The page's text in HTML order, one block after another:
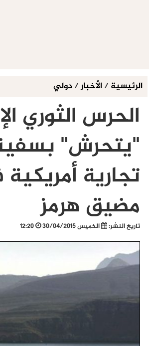
الرئيسية/الأخبار/دولي
الحرس الثوري
"يتحرش"
تجارية
مضيق هرمز
تاريخ النشر: الخميس 30/04/2015